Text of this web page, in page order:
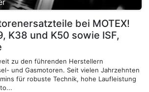
bei MOTEX!
K38 und K50 sowie ISF,
zu den führenden Herstellern
und Gasmotoren. Seit vielen Jahrzehnten
für robuste Technik, hohe Laufleistung